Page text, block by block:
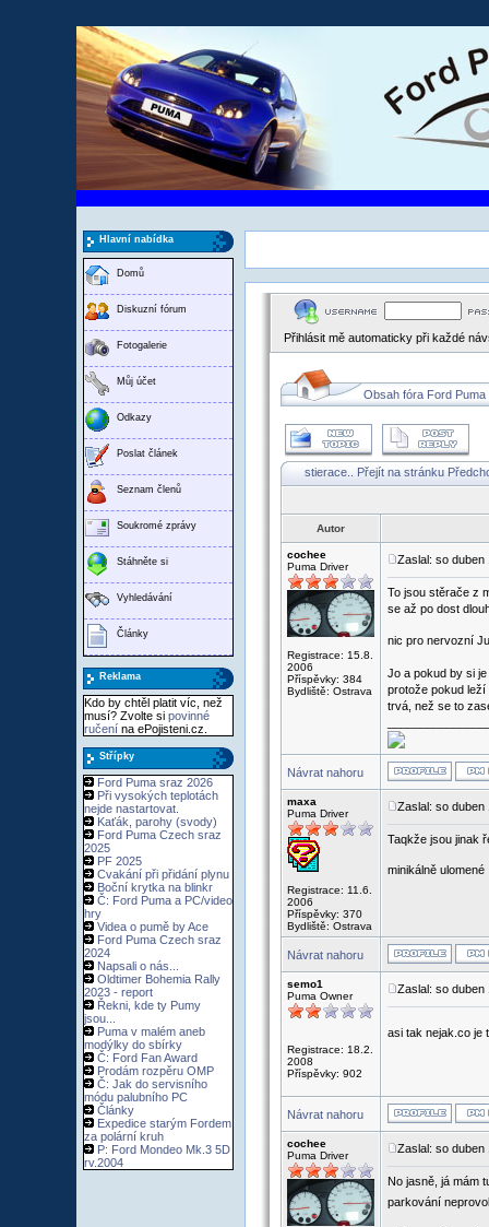
Hlavní nabídka
Domů
Diskuzní fórum
Fotogalerie
Můj účet
Odkazy
Poslat článek
Seznam členů
Soukromé zprávy
Stáhněte si
Vyhledávání
Články
Reklama
Kdo by chtěl platit víc, než
musí? Zvolte si povinné
ručení na ePojisteni.cz.
Střípky
Ford Puma sraz 2026
Při vysokých teplotách
nejde nastartovat.
Kaťák, parohy (svody)
Ford Puma Czech sraz
2025
PF 2025
Cvakání při přidání plynu
Boční krytka na blinkr
Č: Ford Puma a PC/video
hry
Videa o pumě by Ace
Ford Puma Czech sraz
2024
Napsali o nás...
Oldtimer Bohemia Rally
2023 - report
Řekni, kde ty Pumy
jsou...
Puma v malém aneb
modýlky do sbírky
Č: Ford Fan Award
Prodám rozpěru OMP
Č: Jak do servisního
módu palubního PC
Články
Expedice starým Fordem
za polární kruh
P: Ford Mondeo Mk.3 5D
rv.2004
Přihlásit mě automaticky při každé
Obsah fóra Ford Puma
stierace.. Přejít na stránku
Autor
cochee
Puma Driver
Registrace: 15.8.
2006
Příspěvky: 384
Bydliště: Ostrava
Zaslal: so duben
To jsou stěrače z
se až po dost
nic pro nervozní
Jo a pokud by si
protože pokud
trvá, než se to
Návrat nahoru
maxa
Puma Driver
Registrace: 11.6.
2006
Příspěvky: 370
Bydliště: Ostrava
Zaslal: so duben
Taqkže jsou jinak
minikálně ulomené
Návrat nahoru
semo1
Puma Owner
Registrace: 18.2.
2008
Příspěvky: 902
Zaslal: so duben
asi tak nejak.co je
Návrat nahoru
cochee
Puma Driver
Zaslal: so duben
No jasně, já mám
parkování